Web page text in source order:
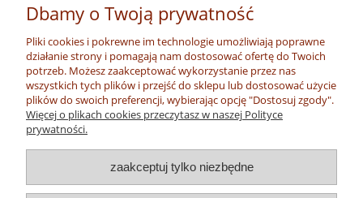
Dbamy o Twoją prywatność
Pliki cookies i pokrewne im technologie umożliwiają poprawne
działanie strony i pomagają nam dostosować ofertę do Twoich
potrzeb. Możesz zaakceptować wykorzystanie przez nas
wszystkich tych plików i przejść do sklepu lub dostosować użycie
plików do swoich preferencji, wybierając opcję "Dostosuj zgody".
Więcej o plikach cookies przeczytasz w naszej Polityce
prywatności.
zaakceptuj tylko niezbędne